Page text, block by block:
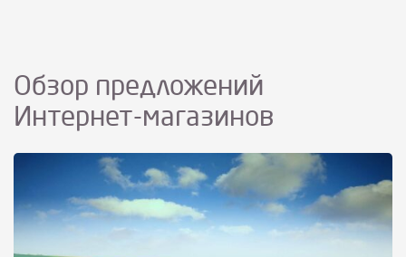
Обзор предложений
Интернет-магазинов